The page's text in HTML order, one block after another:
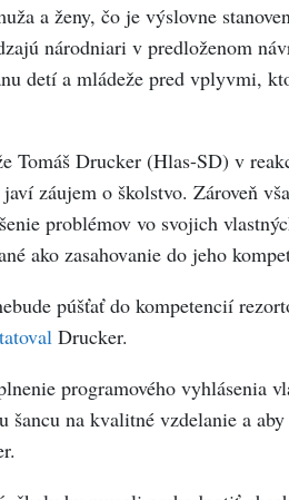
a ženy, čo je výslovne
národniari v predloženom
detí a mládeže pred vplyvmi,
Tomáš Drucker (Hlas-SD) v
záujem o školstvo. Zároveň
problémov vo svojich
ako zasahovanie do jeho
púšťať do kompetencií
Drucker.
programového vyhlásenia
šancu na kvalitné vzdelanie a